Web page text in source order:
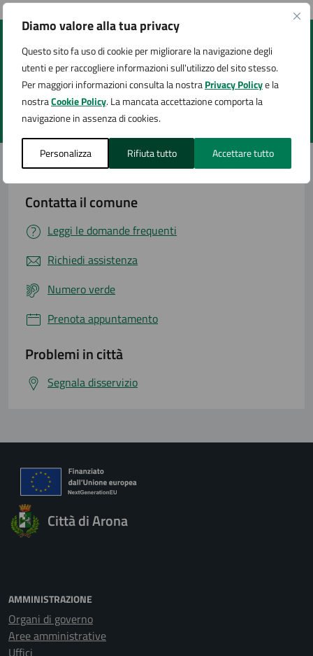
Diamo valore alla tua privacy
Questo sito fa uso di cookie per migliorare la navigazione degli
utenti e per raccogliere informazioni sull'utilizzo del sito stesso.
Per maggiori informazioni consulta la nostraPrivacy Policye la
nostraCookie Policy. La mancata accettazione comporta la
navigazione in assenza di cookies.
Personalizza Rifiuta tutto Accettare tutto
Quanto sono chiare le informazioni su questa
pagina?
Valuta 5 stelle su 5
Valuta 4 stelle su 5
Valuta 3 stelle su 5
Valuta 2 stelle su 5
Valuta 1 stelle su 5
Contatta il comune
Leggi le domande frequenti
Richiedi assistenza
Numero verde
Prenota appuntamento
Problemi in città
Segnala disservizio
Città di Arona
AMMINISTRAZIONE
Organi di governo
Aree amministrative
Uffici